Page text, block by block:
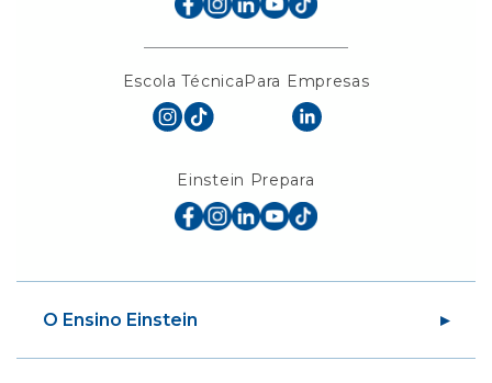
Escola TécnicaPara Empresas
Einstein Prepara
O Ensino Einstein